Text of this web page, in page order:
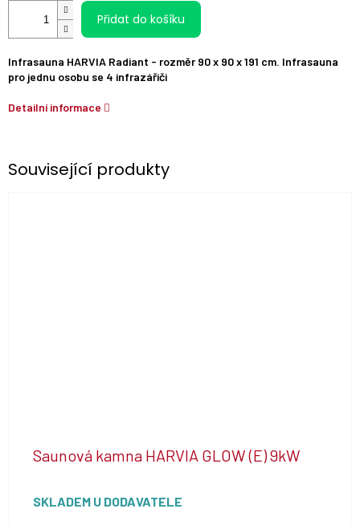
Přidat do košíku
Infrasauna HARVIA Radiant - rozměr 90 x 90 x 191 cm. Infrasauna
pro jednu osobu se 4 infrazářiči
Detailní informace
Související produkty
Saunová kamna HARVIA GLOW (E) 9kW
SKLADEM U DODAVATELE